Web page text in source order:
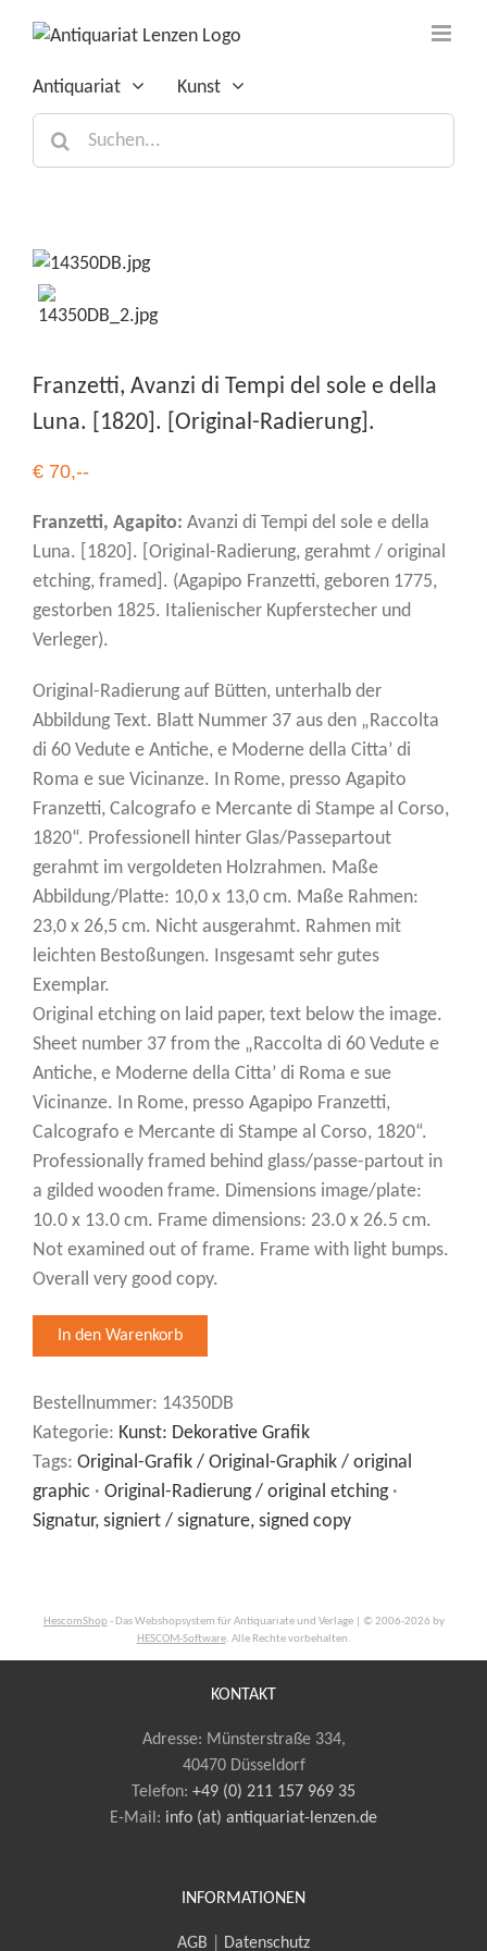
Inhalt
Antiquariat
Kunst
Suche
nach:
Franzetti, Avanzi di Tempi del sole e della
Luna. [1820]. [Original-Radierung].
€ 70,--
Franzetti, Agapito: Avanzi di Tempi del sole e della
Luna. [1820]. [Original-Radierung, gerahmt / original
etching, framed]. (Agapipo Franzetti, geboren 1775,
gestorben 1825. Italienischer Kupferstecher und
Verleger).
Original-Radierung auf Bütten, unterhalb der
Abbildung Text. Blatt Nummer 37 aus den „Raccolta
di 60 Vedute e Antiche, e Moderne della Citta’ di
Roma e sue Vicinanze. In Rome, presso Agapito
Franzetti, Calcografo e Mercante di Stampe al Corso,
1820“. Professionell hinter Glas/Passepartout
gerahmt im vergoldeten Holzrahmen. Maße
Abbildung/Platte: 10,0 x 13,0 cm. Maße Rahmen:
23,0 x 26,5 cm. Nicht ausgerahmt. Rahmen mit
leichten Bestoßungen. Insgesamt sehr gutes
Exemplar.
Original etching on laid paper, text below the image.
Sheet number 37 from the „Raccolta di 60 Vedute e
Antiche, e Moderne della Citta’ di Roma e sue
Vicinanze. In Rome, presso Agapipo Franzetti,
Calcografo e Mercante di Stampe al Corso, 1820“.
Professionally framed behind glass/passe-partout in
a gilded wooden frame. Dimensions image/plate:
10.0 x 13.0 cm. Frame dimensions: 23.0 x 26.5 cm.
Not examined out of frame. Frame with light bumps.
Overall very good copy.
Bestellnummer: 14350DB
Kategorie: Kunst: Dekorative Grafik
Tags: Original-Grafik / Original-Graphik / original
graphic · Original-Radierung / original etching·
Signatur, signiert / signature, signed copy
HescomShop- Das Webshopsystem für Antiquariate und Verlage | © 2006-2026 by
HESCOM-Software. Alle Rechte vorbehalten.
KONTAKT
Adresse: Münsterstraße 334,
40470 Düsseldorf
Telefon: +49 (0) 211 157 969 35
E-Mail : info (at) antiquariat-lenzen.de
INFORMATIONEN
AGB Datenschutz